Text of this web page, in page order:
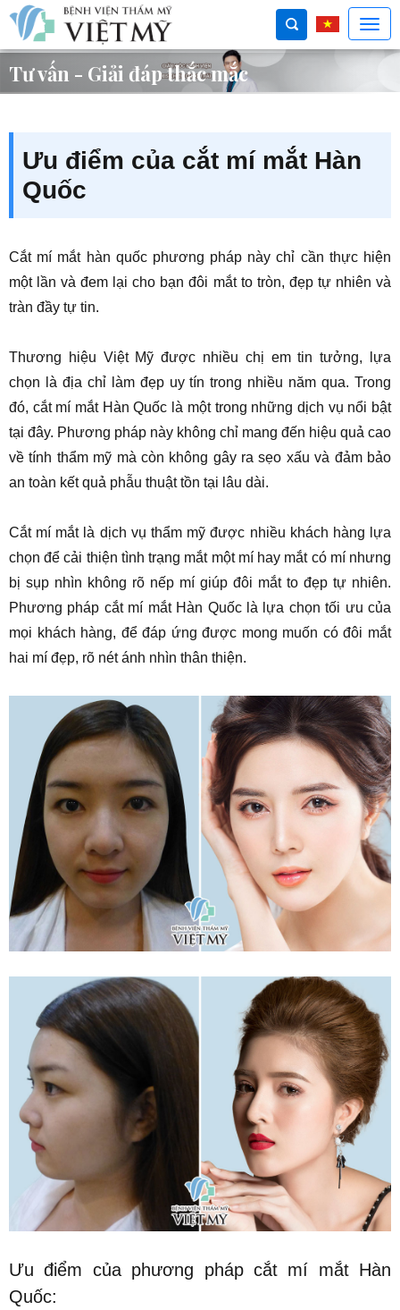
Tư vấn - Giải đáp thắc mắc
Ưu điểm của cắt mí mắt Hàn
Quốc
Cắt mí mắt hàn quốc phương pháp này chỉ cần thực hiện
một lần và đem lại cho bạn đôi mắt to tròn, đẹp tự nhiên và
tràn đầy tự tin.
Thương hiệu Việt Mỹ được nhiều chị em tin tưởng, lựa
chọn là địa chỉ làm đẹp uy tín trong nhiều năm qua. Trong
đó, cắt mí mắt Hàn Quốc là một trong những dịch vụ nổi bật
tại đây. Phương pháp này không chỉ mang đến hiệu quả cao
về tính thẩm mỹ mà còn không gây ra sẹo xấu và đảm bảo
an toàn kết quả phẫu thuật tồn tại lâu dài.
Cắt mí mắt là dịch vụ thẩm mỹ được nhiều khách hàng lựa
chọn để cải thiện tình trạng mắt một mí hay mắt có mí nhưng
bị sụp nhìn không rõ nếp mí giúp đôi mắt to đẹp tự nhiên.
Phương pháp cắt mí mắt Hàn Quốc là lựa chọn tối ưu của
mọi khách hàng, để đáp ứng được mong muốn có đôi mắt
hai mí đẹp, rõ nét ánh nhìn thân thiện.
Ưu điểm của phương pháp cắt mí mắt Hàn
Quốc: